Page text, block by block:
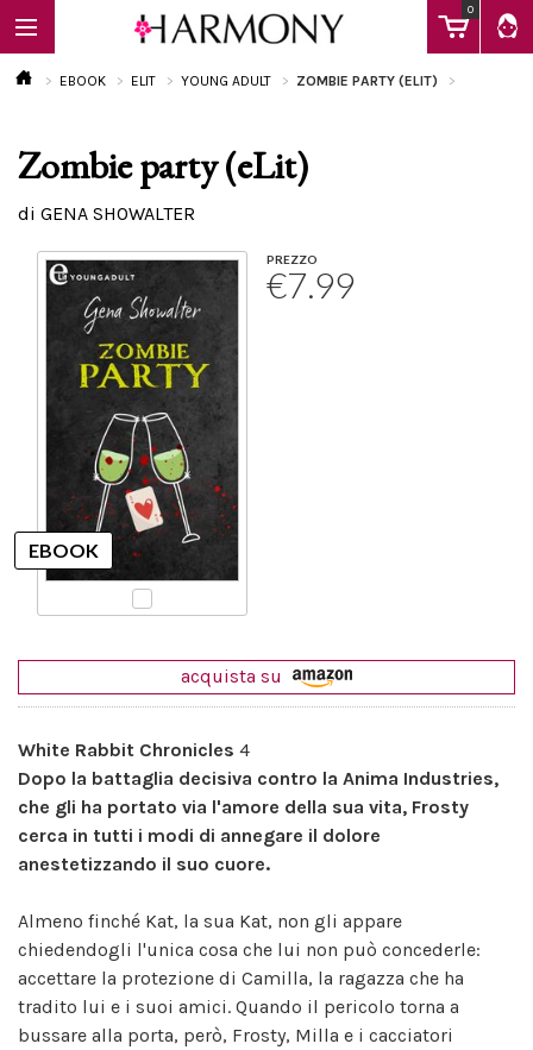
0
EBOOK
Calendario
EBOOK ELIT YOUNG ADULT ZOMBIE PARTY (ELIT)
Zombie party (eLit)
di GENA SHOWALTER
PREZZO
€7.99
acquista su
White Rabbit Chronicles 4
Dopo la battaglia decisiva contro la Anima Industries,
che gli ha portato via l'amore della sua vita, Frosty
cerca in tutti i modi di annegare il dolore
anestetizzando il suo cuore.
Almeno finché Kat, la sua Kat, non gli appare
chiedendogli l'unica cosa che lui non può concederle:
accettare la protezione di Camilla, la ragazza che ha
tradito lui e i suoi amici. Quando il pericolo torna a
bussare alla porta, però, Frosty, Milla e i cacciatori